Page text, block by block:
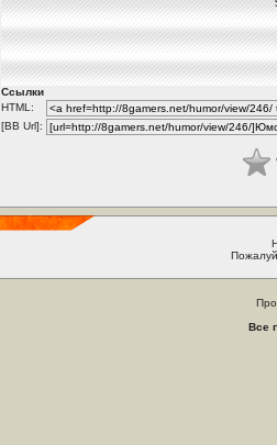
Ссылки
HTML:
[BB Url]:
Все